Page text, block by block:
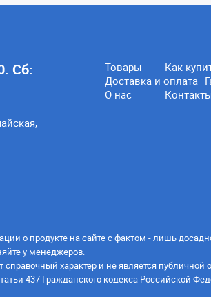
Сб:
Товары
Как
Доставка и оплата
О нас
о продукте на сайте с фактом - лишь
у менеджеров.
характер и не является публичной
437 Гражданского кодекса Российской